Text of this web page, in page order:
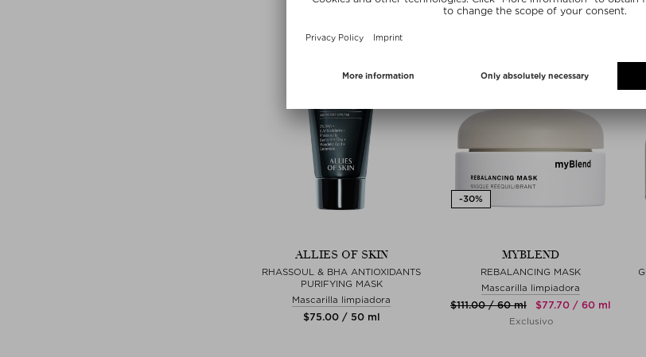
ALLIES OF SKIN
RHASSOUL & BHA ANTIOXIDANTS
PURIFYING MASK
Mascarilla limpiadora
$‌75.00 / 50 ml
MYBLEND
REBALANCING MASK
Mascarilla limpiadora
$‌111.00 / 60 ml $‌77.70 / 60 ml
Exclusivo